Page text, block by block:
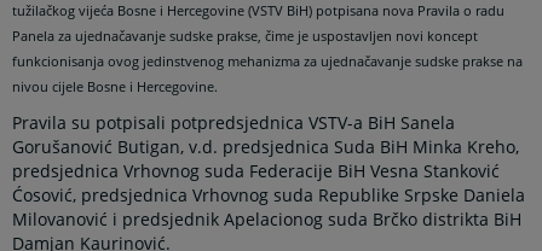
tužilačkog vijeća Bosne i Hercegovine (VSTV BiH) potpisana nova Pravila o radu
Panela za ujednačavanje sudske prakse, čime je uspostavljen novi koncept
funkcionisanja ovog jedinstvenog mehanizma za ujednačavanje sudske prakse na
nivou cijele Bosne i Hercegovine.
Pravila su potpisali potpredsjednica VSTV-a BiH Sanela
Gorušanović Butigan, v.d. predsjednica Suda BiH Minka Kreho,
predsjednica Vrhovnog suda Federacije BiH Vesna Stanković
Ćosović, predsjednica Vrhovnog suda Republike Srpske Daniela
Milovanović i predsjednik Apelacionog suda Brčko distrikta BiH
Damjan Kaurinović.